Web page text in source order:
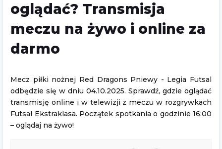
oglądać? Transmisja
meczu na żywo i online za
darmo
Mecz piłki nożnej Red Dragons Pniewy - Legia Futsal
odbędzie się w dniu 04.10.2025. Sprawdź, gdzie oglądać
transmisję online i w telewizji z meczu w rozgrywkach
Futsal Ekstraklasa. Początek spotkania o godzinie 16:00
– oglądaj na żywo!